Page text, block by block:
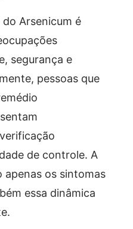
Arsenicum é
segurança e
pessoas que
de controle. A
os sintomas
essa dinâmica